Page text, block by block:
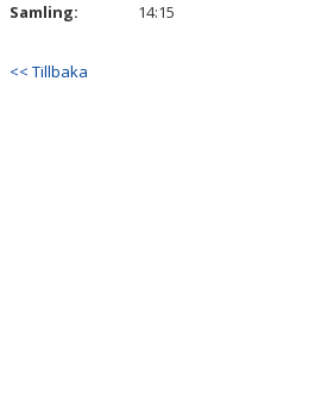
Samling:
14:15
<< Tillbaka